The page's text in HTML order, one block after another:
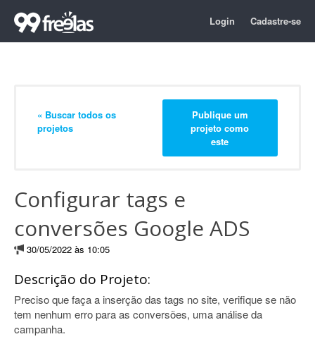
Login Cadastre-se
« Buscar todos os
projetos
Publique um
projeto como
este
Configurar tags e
conversões Google ADS
30/05/2022 às 10:05
Descrição do Projeto:
Preciso que faça a inserção das tags no site, verifique se não
tem nenhum erro para as conversões, uma análise da
campanha.